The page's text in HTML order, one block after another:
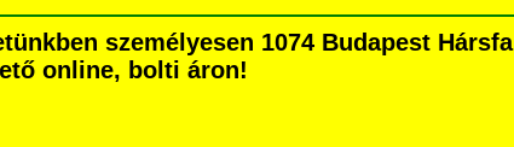
személyesen 1074 Budapest Hársfa
online, bolti áron!